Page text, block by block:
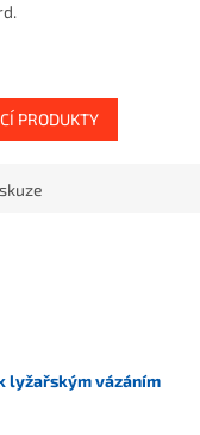
PRODUKTY
lyžařským vázáním